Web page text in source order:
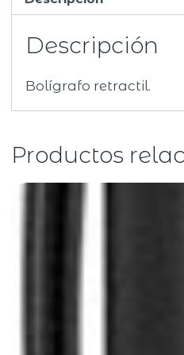
Descripción
Bolígrafo retractil.
Productos